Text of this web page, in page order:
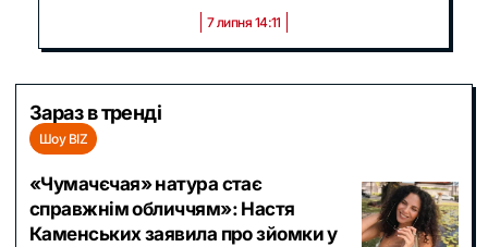
7 липня 14:11
Зараз в тренді
Шоу BIZ
«Чумачєчая» натура стає
справжнім обличчям»: Настя
Каменських заявила про зйомки у